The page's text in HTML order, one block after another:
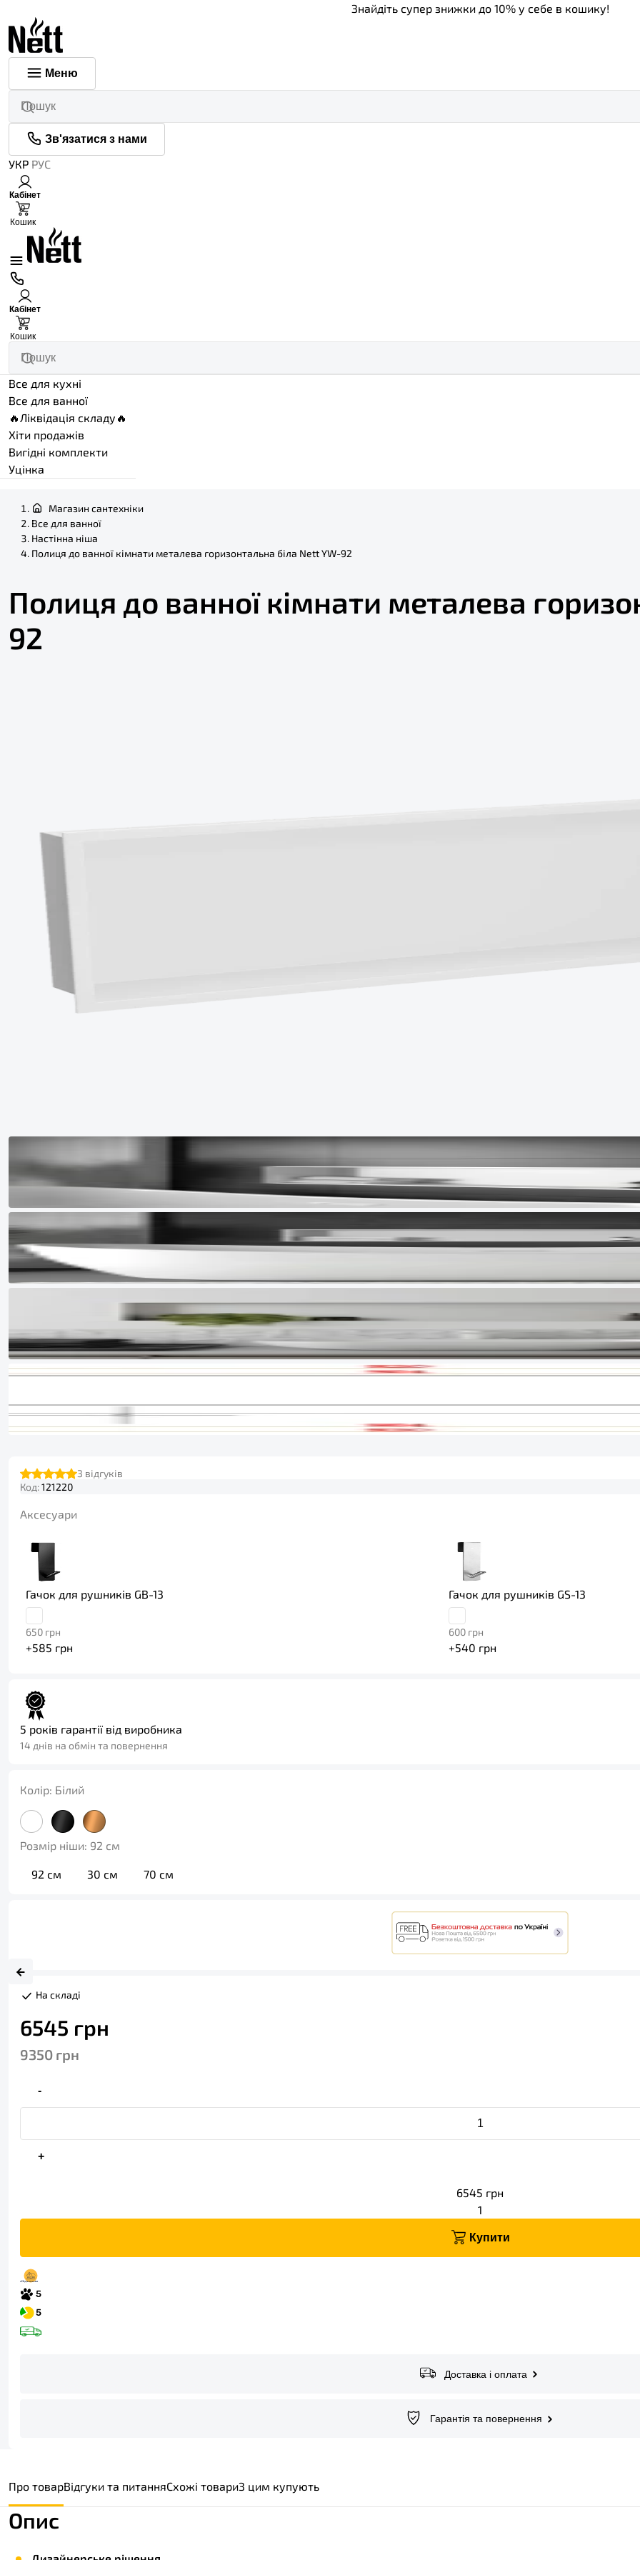
Знайдіть супер знижки до 10% у себе в кошику!
Меню
Зв'язатися з нами
УКР РУС
Кабінет
0
Кошик
Кабінет
0
Кошик
Все для кухні
Все для ванної
🔥Ліквідація складу🔥
Хіти продажів
Вигідні комплекти
Уцінка
Магазин сантехніки
Все для ванної
Настінна ніша
Полиця до ванної кімнати металева горизонтальна біла Nett YW-92
Полиця до ванної кімнати металева
92
3 відгуків
Код:121220
Аксесуари
Гачок для рушників GB-13
650 грн
+585 грн
Гачок для рушників GS-13
600 грн
+540 грн
5 років гарантії від виробника
14 днів на обмін та повернення
Колір: Білий
Розмір ніши: 92 см
92 см 30 см 70 см
На складі
6545 грн
9350 грн
-
+
6545 грн
1
Купити
Доставка і оплата
Гарантія та повернення
Про товарВідгуки та питанняСхожі товариЗ цим купують
Опис